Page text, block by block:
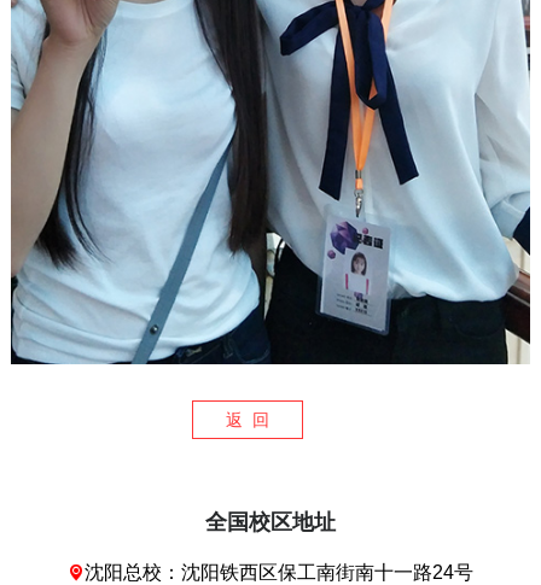
返 回
全国校区地址
沈阳总校：沈阳铁西区保工南街南十一路24号